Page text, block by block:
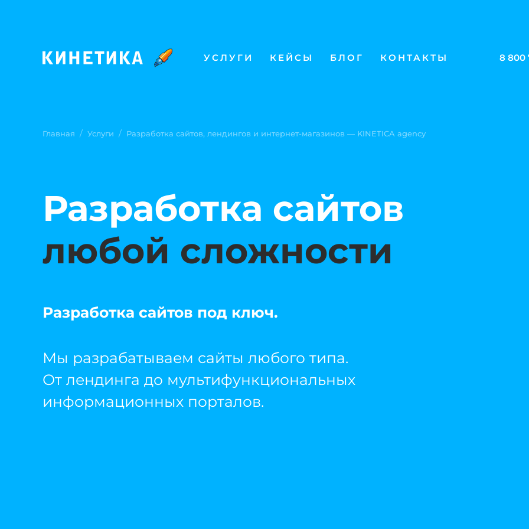
УСЛУГИ КЕЙСЫ БЛОГ КОНТАКТЫ 8 800
Главная / Услуги / Разработка сайтов, лендингов и интернет-магазинов — KINETICA agency
Разработка сайтов
любой сложности
Разработка сайтов под ключ.
Мы разрабатываем сайты любого типа.
От лендинга до мультифункциональных
информационных порталов.